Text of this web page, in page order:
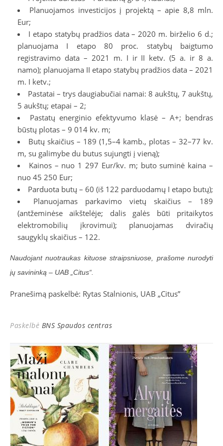
Planuojamos investicijos į projektą – apie 8,8 mln.
Eur;
I etapo statybų pradžios data – 2020 m. birželio 6 d.;
planuojama I etapo 80 proc. statybų baigtumo
registravimo data – 2021 m. I ir II ketv. (5 a. ir 8 a.
namo); planuojama II etapo statybų pradžios data – 2021
m. I ketv.;
Pastatai – trys daugiabučiai namai: 8 aukštų, 7 aukštų,
5 aukštų; etapai – 2;
Pastatų energinio efektyvumo klasė – A+; bendras
būstų plotas – 9 014 kv. m;
Butų skaičius – 189 (1,5–4 kamb., plotas – 32–77 kv.
m, su galimybe du butus sujungti į vieną);
Kainos – nuo 1 297 Eur/kv. m; buto suminė kaina –
nuo 45 250 Eur;
Parduota butų – 60 (iš 122 parduodamų I etapo butų);
Planuojamas parkavimo vietų skaičius – 189
(antžeminėse aikštelėje; dalis galės būti pritaikytos
elektromobilių įkrovimui); planuojamas dviračių
saugyklų skaičius – 122.
Naudojant nuotraukas kituose straipsniuose, prašome nurodyti
jų savininką – UAB „Citus“.
Pranešimą paskelbė: Rytas Stalnionis, UAB „Citus”
Paskelbė BNS Spaudos centras